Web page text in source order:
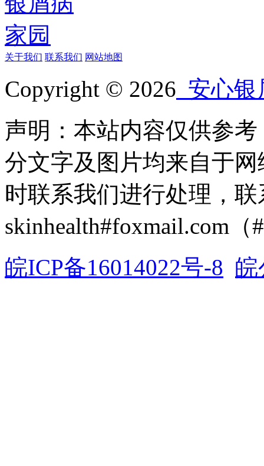
关于我们 联系我们 网站地图
Copyright © 2026 安心银
声明：本站内容仅供参
分文字及图片均来自于
时联系我们进行处理，
skinhealth#foxmail.com（
皖ICP备16014022号-8 皖